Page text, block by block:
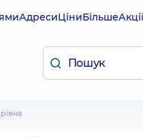
АдресиЦіниБільшеАкції